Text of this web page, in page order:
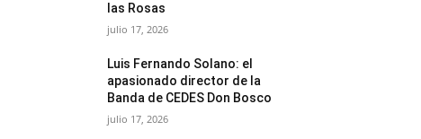
las Rosas
julio 17, 2026
Luis Fernando Solano: el
apasionado director de la
Banda de CEDES Don Bosco
julio 17, 2026